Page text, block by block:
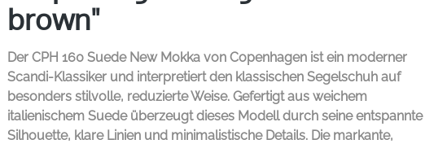
brown"
Der CPH 160 Suede New Mokka von Copenhagen ist ein moderner
Scandi-Klassiker und interpretiert den klassischen Segelschuh auf
besonders stilvolle, reduzierte Weise. Gefertigt aus weichem
italienischem Suede überzeugt dieses Modell durch seine entspannte
Silhouette, klare Linien und minimalistische Details. Die markante,